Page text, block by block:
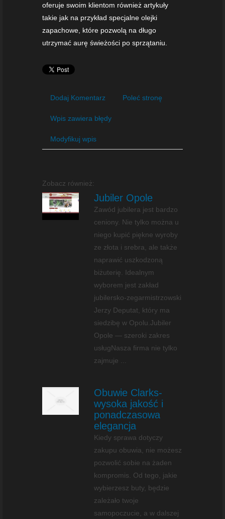
oferuje swoim klientom również artykuły
takie jak na przykład specjalne olejki
zapachowe, które pozwolą na długo
utrzymać aurę świeżości po sprzątaniu.
Dodaj Komentarz Poleć stronę
Wpis zawiera błędy
Modyfikuj wpis
Zobacz również:
Jubiler Opole
Zawód jubilera jest bardzo
ceniony. Nie tylko można u
niego kupić piękne wyroby
ze złota i srebra, ale także
naprawić uszkodzoną
biżuterię. Idealnym
wyborem jest zakład
jubilersko-zegarmistrzowski
Jerzy Deputat, który ma
siedzibę w Opolu.Jubiler
Opole — szeroki zakres
usługNasza firma nie tylko
zajmuje ...
Obuwie Clarks-
wysoka jakość i
ponadczasowa
elegancja
Kiedy sprawa dotyczy
zakupu obuwia, nie możesz
pozwolić sobie na żaden
kompromis. Od tego, jakie
wybierzesz buty, będzie
zależało twoje
samopoczucie, a w dalszej